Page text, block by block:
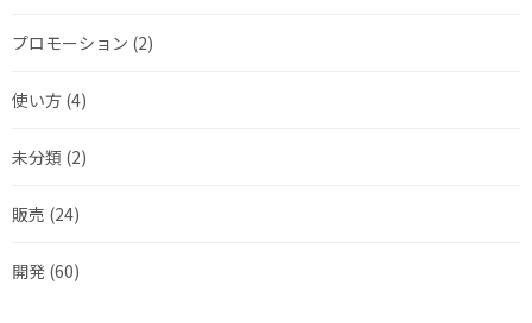
プロモーション (2)
使い方 (4)
未分類 (2)
販売 (24)
開発 (60)